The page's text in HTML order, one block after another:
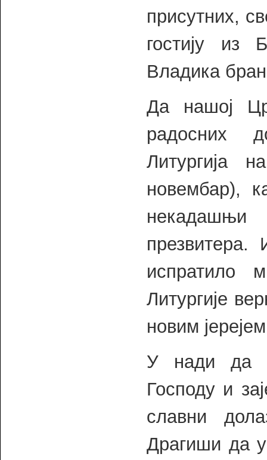
присутних,
гостију из
Владика
Да нашој
радосних
Литургија
новембар),
презвитера.
испратило
Литургије
новим
У нади да
Господу и
славни
Драгиши да у